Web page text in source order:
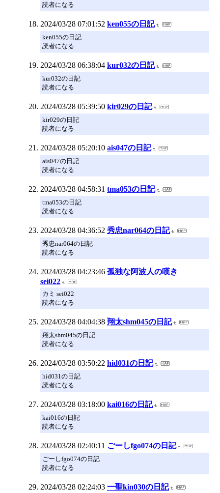
読者になる
2024/03/28 07:01:52 ken055の日記
ken055の日記
読者になる
2024/03/28 06:38:04 kur032の日記
kur032の日記
読者になる
2024/03/28 05:39:50 kir029の日記
kir029の日記
読者になる
2024/03/28 05:20:10 ais047の日記
ais047の日記
読者になる
2024/03/28 04:58:31 tma053の日記
tma053の日記
読者になる
2024/03/28 04:36:52 秀忠nar064の日記
秀忠nar064の日記
読者になる
2024/03/28 04:23:46 孤独な阿波人の嘆き
sei022
カミ sei022
読者になる
2024/03/28 04:04:38 翔太shm045の日記
翔太shm045の日記
読者になる
2024/03/28 03:50:22 hid031の日記
hid031の日記
読者になる
2024/03/28 03:18:00 kai016の日記
kai016の日記
読者になる
2024/03/28 02:40:11 ごーしfgo074の日記
ごーしfgo074の日記
読者になる
2024/03/28 02:24:03 一聖kin030の日記